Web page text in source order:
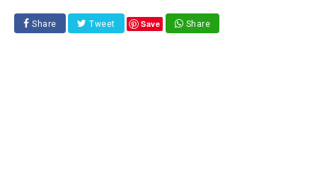
Share Tweet Save Share